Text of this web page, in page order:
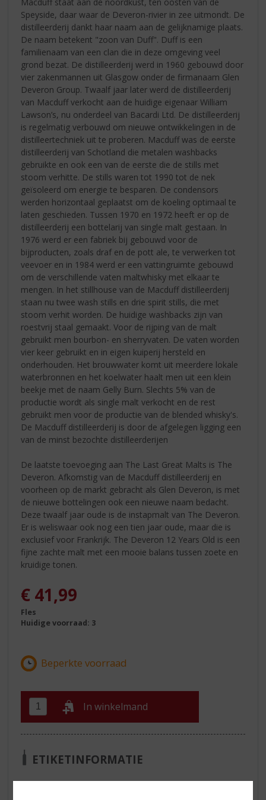
Speyside, daar waar de Deveron-rivier in zee uitmondt. De
distilleerderij dankt haar naam aan de gelijknamige plaats.
De naam betekent "zoon van Duff". Duff is een
familienaam van een clan die in deze omgeving veel
grond bezat. De distilleerderij werd in 1960 gebouwd door
vier zakenmannen uit Glasgow onder de firmanaam Glen
Deveron Group. Twaalf jaar later werd de distilleerderij
van Macduff verkocht aan de huidige eigenaar William
Lawson’s, nu onderdeel van Bacardi Ltd. De distilleerderij
is regelmatig verbouwd om nieuwe ontwikkelingen in de
distilleertechniek uit te proberen. Macduff was de eerste
distilleerderij van Schotland die metalen washbacks
gebruikte en ook een van de eerste die de stills met
stoom verhitte. De stills waren tot 1990 tot de nek
geïsoleerd om energie te besparen. De condensors
werden horizontaal geplaatst om de koeling optimaal te
laten geschieden. Tussen 1970 en 1972 heeft er op de
distilleerderij een bottelarij van single malt gestaan. In
1976 werd er een fabriek bij gebouwd voor de
bijproducten, zoals draf en de pott ale, te verwerken tot
veevoer en in 1984 werd er een vattingruimte gebouwd
om de verschillende vaten maltwhisky met elkaar te
mengen. In het stillhouse van de Macduff distilleerderij
staan nu twee wash stills en drie spirit stills, die met
stoom verhit worden. De huidige washbacks zijn van
roestvrij staal gemaakt. Voor de rijping van de malt
gebruikt men bourbon- en sherryvaten. De vaten worden
vier keer gebruikt en in eigen kuiperij hersteld en
onderhouden. Het brouwwater komt uit meerdere lokale
waterbronnen en het koelwater haalt men uit een klein
beekje met de naam Gelly Burn. Slechts 5% van de
productie wordt als single malt verkocht en de rest
gebruikt men voor de productie van de blended whisky's.
De Macduff distilleerderij is door de afgelegen ligging een
van de minst bezochte distilleerderijen
De laatste toevoeging aan The Last Great Malts is The
Deveron. Afkomstig van de Macduff distilleerderij en
voorheen op de markt gebracht als Glen Deveron, is met
de nieuwe bottelingen ook een nieuwe naam bedacht.
Deze twaalf jaar oude is de instapmalt van The Deveron.
Er is weliswaar ook nog een tien jaar oude, maar die is
exclusief voor Frankrijk. The Deveron 12 Years Old is een
fijne zachte malt met een mooie balans tussen zoete en
kruidige tonen.
€ 41,99
Fles
Huidige voorraad: 3
In winkelmand
ETIKETINFORMATIE
Land van Herkomst
Schotland